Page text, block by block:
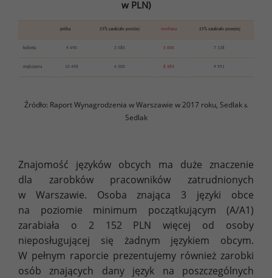
w PLN)
próba 25% zarabiało poniżej mediana 25% zarabiało powyżej
kobieta 9 490 3 580 5 000 7 138
mężczyzna 10 496 4 300 6 363 9 951
Źródło: Raport Wynagrodzenia w Warszawie w 2017 roku, Sedlak &
Sedlak
Znajomość języków obcych ma duże znaczenie
dla zarobków pracowników zatrudnionych
w Warszawie. Osoba znająca 3 języki obce
na poziomie minimum początkującym (A/A1)
zarabiała o 2 152 PLN więcej od osoby
nieposługującej się żadnym językiem obcym.
W pełnym raporcie prezentujemy również zarobki
osób znających dany język na poszczególnych